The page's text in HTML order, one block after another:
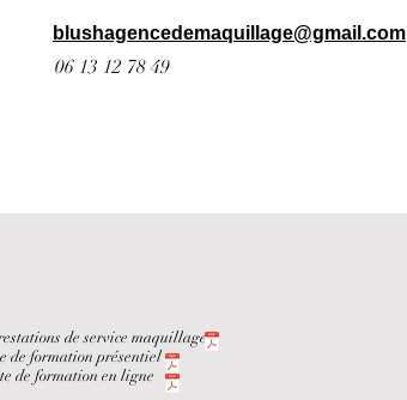
blushagencedemaquillage@gmail.com
06 13 12 78 49
de service maquillage
de formation présentiel
de formation en ligne